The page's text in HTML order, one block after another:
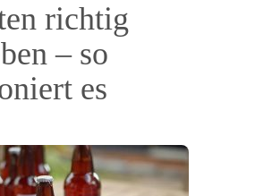
richtig
– so
es